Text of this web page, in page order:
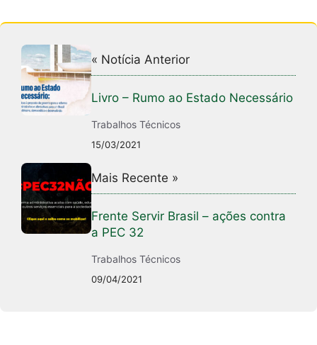
A
p
p
b
o
k
« Notícia Anterior
Livro – Rumo ao Estado Necessário
Trabalhos Técnicos
15/03/2021
Mais Recente »
Frente Servir Brasil – ações contra
a PEC 32
Trabalhos Técnicos
09/04/2021